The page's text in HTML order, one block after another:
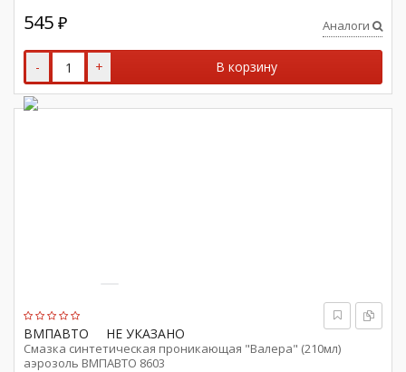
545 ₽ Аналоги
- + В корзину
ВМПАВТО НЕ УКАЗАНО
Смазка синтетическая проникающая "Валера" (210мл)
аэрозоль ВМПАВТО 8603